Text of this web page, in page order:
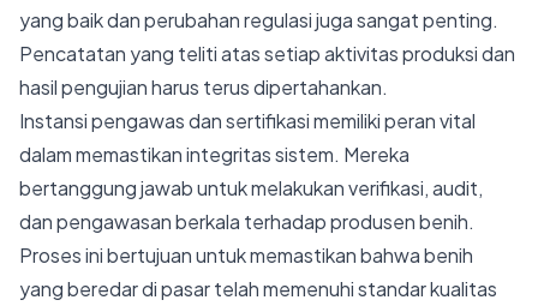
yang baik dan perubahan regulasi juga sangat penting.
Pencatatan yang teliti atas setiap aktivitas produksi dan
hasil pengujian harus terus dipertahankan.
Instansi pengawas dan sertifikasi memiliki peran vital
dalam memastikan integritas sistem. Mereka
bertanggung jawab untuk melakukan verifikasi, audit,
dan pengawasan berkala terhadap produsen benih.
Proses ini bertujuan untuk memastikan bahwa benih
yang beredar di pasar telah memenuhi standar kualitas